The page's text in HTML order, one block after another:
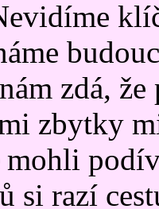
zdá,
zbytky
si razí